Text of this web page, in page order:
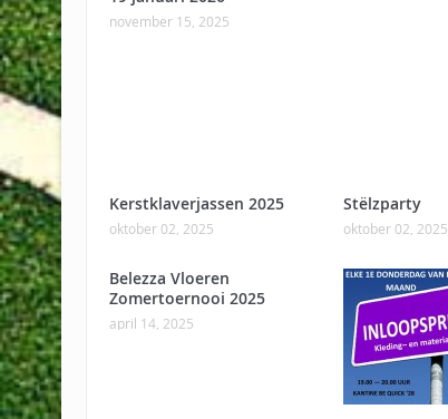
november 15, 2025
Kerstklaverjassen 2025
oktober 02, 2025
Stëlzparty
oktober 02, 2025
Belezza Vloeren
Zomertoernooi 2025
april 14, 2025